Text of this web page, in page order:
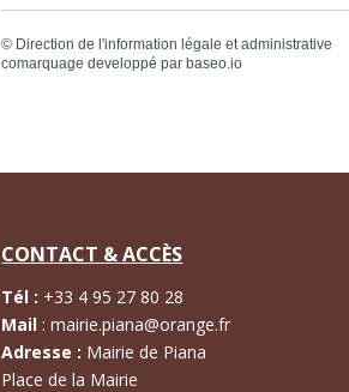
© Direction de l'information légale et administrative
comarquage developpé par baseo.io
CONTACT & ACCÈS
Tél : +33 4 95 27 80 28
Mail :mairie.piana@orange.fr
Adresse : Mairie de Piana
Place de la Mairie